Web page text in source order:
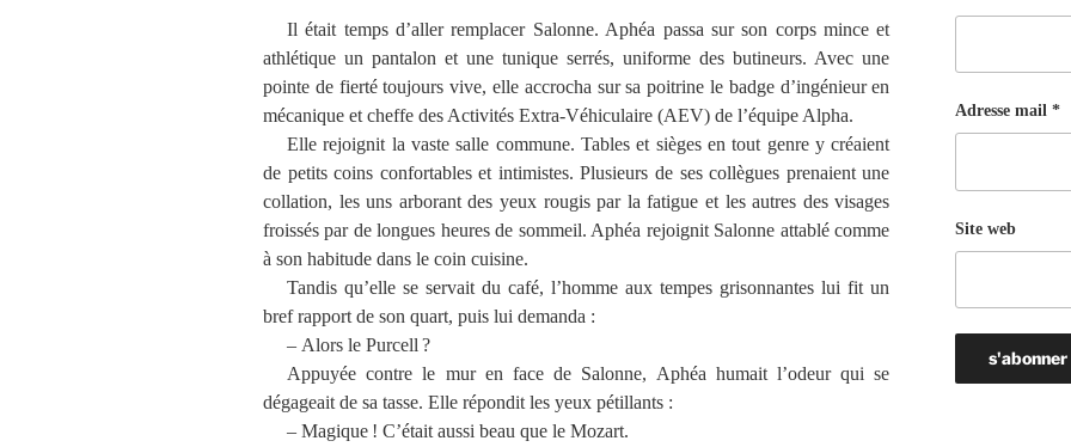
Il était temps d’aller remplacer Salonne. Aphéa passa sur son corps mince et
athlétique un pantalon et une tunique serrés, uniforme des butineurs. Avec une
pointe de fierté toujours vive, elle accrocha sur sa poitrine le badge d’ingénieur en
mécanique et cheffe des Activités Extra-Véhiculaire (AEV) de l’équipe Alpha.
Elle rejoignit la vaste salle commune. Tables et sièges en tout genre y créaient
de petits coins confortables et intimistes. Plusieurs de ses collègues prenaient une
collation, les uns arborant des yeux rougis par la fatigue et les autres des visages
froissés par de longues heures de sommeil. Aphéa rejoignit Salonne attablé comme
à son habitude dans le coin cuisine.
Tandis qu’elle se servait du café, l’homme aux tempes grisonnantes lui fit un
bref rapport de son quart, puis lui demanda :
– Alors le Purcell ?
Appuyée contre le mur en face de Salonne, Aphéa humait l’odeur qui se
dégageait de sa tasse. Elle répondit les yeux pétillants :
– Magique ! C’était aussi beau que le Mozart.
Adresse mail *
Site web